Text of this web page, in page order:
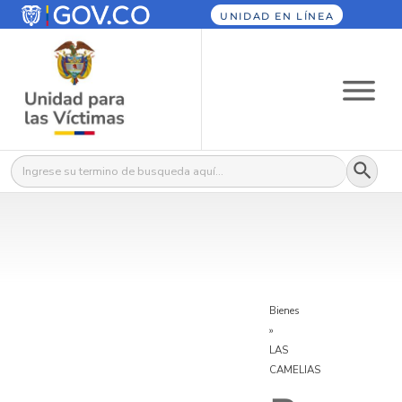
UNIDAD EN LÍNEA
Buscar: Botón
Bienes
»
LAS
CAMELIAS